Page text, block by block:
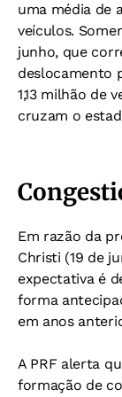
uma média de
veículos.
junho, que
deslocamento
1,13 milhão de
cruzam o
Em razão da
Christi (19 de
expectativa é
forma
em anos
A PRF alerta
formação de